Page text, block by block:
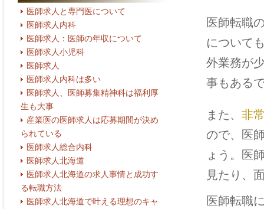
医師求人と専門医について
医師求人内科
医師求人：医師の年収について
医師求人小児科
医師求人
医師求人内科は多い
医師求人、医師募集精神科は福利厚
生も大事
産業医の医師求人は応募期間が決め
られている
医師求人総合内科
医師求人北海道
医師求人北海道の求人事情と成功す
る転職方法
医師求人北海道で叶える理想のキャ
医師転職
について
外業務が
事もある
また、 非
ので、医
ょう。医
見たり、
医師転職